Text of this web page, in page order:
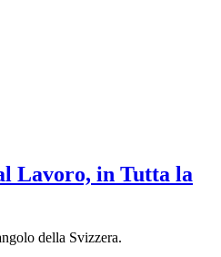
Lavoro, in Tutta la
della Svizzera.